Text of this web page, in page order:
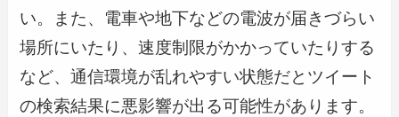
い。また、電車や地下などの電波が届きづらい
場所にいたり、速度制限がかかっていたりする
など、通信環境が乱れやすい状態だとツイート
の検索結果に悪影響が出る可能性があります。